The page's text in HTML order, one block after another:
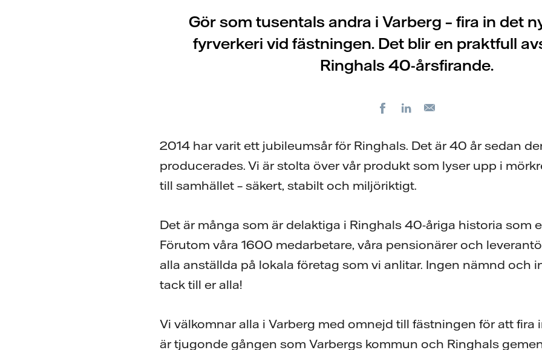
Gör som tusentals andra i Varberg – fira in det
fyrverkeri vid fästningen. Det blir en praktfull
Ringhals 40-årsfirande.
FacebookLinkedIn
2014 har varit ett jubileumsår för Ringhals. Det är 40 år sedan
producerades. Vi är stolta över vår produkt som lyser upp i
till samhället – säkert, stabilt och miljöriktigt.
Det är många som är delaktiga i Ringhals 40-åriga historia som
Förutom våra 1600 medarbetare, våra pensionärer och
alla anställda på lokala företag som vi anlitar. Ingen nämnd och
tack till er alla!
Vi välkomnar alla i Varberg med omnejd till fästningen för att fira
är tjugonde gången som Varbergs kommun och Ringhals